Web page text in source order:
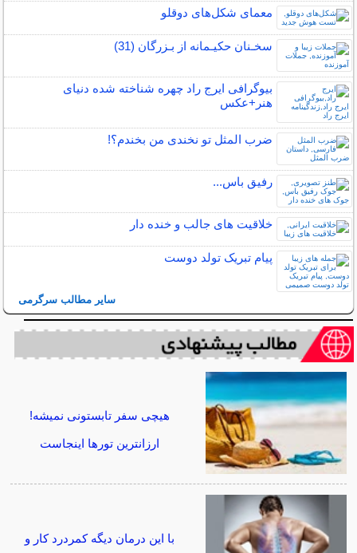
معمای شکل‌های دوقلو
سخـنان حکیـمانه از بـزرگان (31)
بیوگرافی ایرج راد چهره شناخته شده دنیای
هنر+عکس
ضرب المثل تو نخندی من بخندم؟!
رفیق باس...
خلاقیت های جالب و خنده دار
پیام تبریک تولد دوست
سایر مطالب سرگرمی
هیچی سفر تابستونی نمیشه!
ارزانترین تورها اینجاست
با این درمان دیگه کمردرد کار و